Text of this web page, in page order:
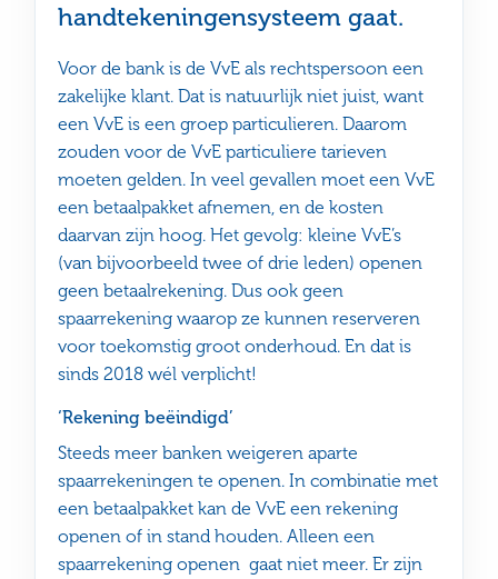
handtekeningensysteem gaat.
Voor de bank is de VvE als rechtspersoon een
zakelijke klant. Dat is natuurlijk niet juist, want
een VvE is een groep particulieren. Daarom
zouden voor de VvE particuliere tarieven
moeten gelden. In veel gevallen moet een VvE
een betaalpakket afnemen, en de kosten
daarvan zijn hoog. Het gevolg: kleine VvE’s
(van bijvoorbeeld twee of drie leden) openen
geen betaalrekening. Dus ook geen
spaarrekening waarop ze kunnen reserveren
voor toekomstig groot onderhoud. En dat is
sinds 2018 wél verplicht!
‘Rekening beëindigd’
Steeds meer banken weigeren aparte
spaarrekeningen te openen. In combinatie met
een betaalpakket kan de VvE een rekening
openen of in stand houden. Alleen een
spaarrekening openen gaat niet meer. Er zijn